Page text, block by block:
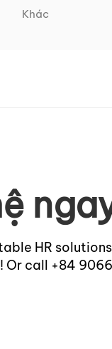
Khác
HR
Or call +84